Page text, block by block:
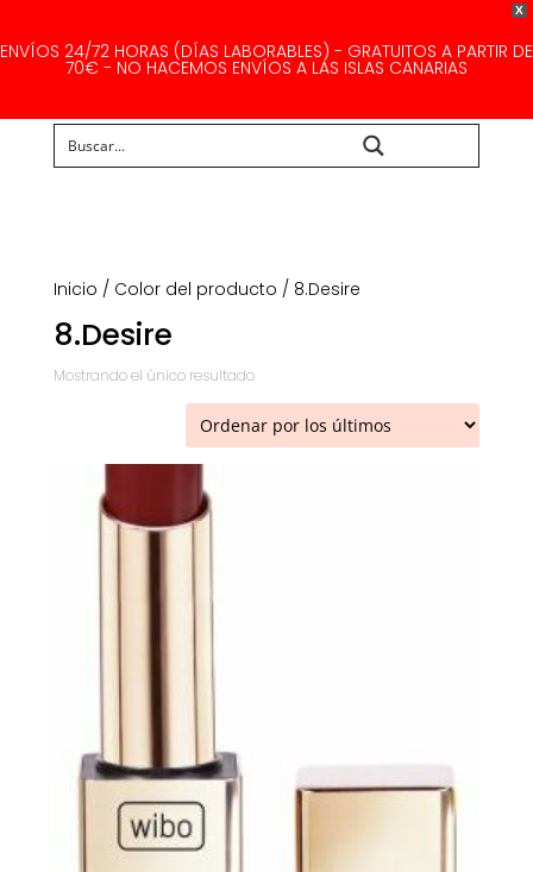
X
ENVÍOS 24/72 HORAS (DÍAS LABORABLES) - GRATUITOS A PARTIR DE
70€ - NO HACEMOS ENVÍOS A LAS ISLAS CANARIAS
Inicio / Color del producto / 8.Desire
8.Desire
Mostrando el único resultado